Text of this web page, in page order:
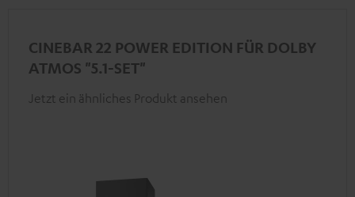
CINEBAR 22 POWER EDITION FÜR DOLBY
ATMOS "5.1-SET"
Jetzt ein ähnliches Produkt ansehen